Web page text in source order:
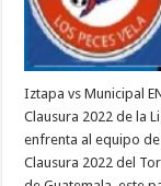
Iztapa vs Municipal
Clausura 2022 de la
enfrenta al equipo
Clausura 2022 del